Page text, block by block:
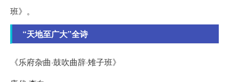
班》。
“天地至广大”全诗
《乐府杂曲·鼓吹曲辞·雉子班》